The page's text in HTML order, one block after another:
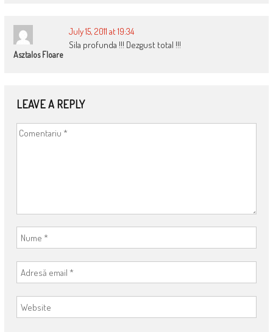
Asztalos Floare
July 15, 2011 at 19:34
Sila profunda !!! Dezgust total !!!
LEAVE A REPLY